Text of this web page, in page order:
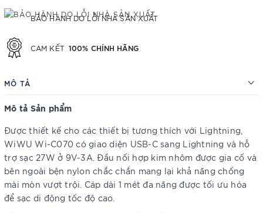
BẢO HÀNH DO LỖI NHÀ SẢN XUẤT
CAM KẾT 100% CHÍNH HÃNG
MÔ TẢ
Mô tả Sản phẩm
Được thiết kế cho các thiết bị tương thích với Lightning,
WiWU Wi-C070 có giao diện USB-C sang Lightning và hỗ
trợ sạc 27W ở 9V-3A. Đầu nối hợp kim nhôm được gia cố và
bên ngoài bện nylon chắc chắn mang lại khả năng chống
mài mòn vượt trội. Cáp dài 1 mét đa năng được tối ưu hóa
để sạc di động tốc độ cao.